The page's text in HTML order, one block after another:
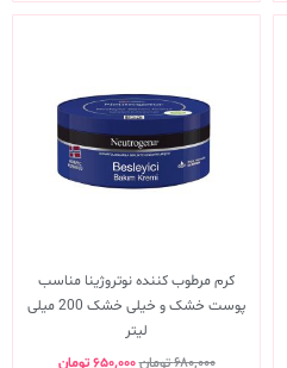
کرم مرطوب کننده نوتروژینا مناسب
پوست خشک و خیلی خشک 200 میلی
لیتر
۶۸۰,۰۰۰تومان۶۵۰,۰۰۰ تومان